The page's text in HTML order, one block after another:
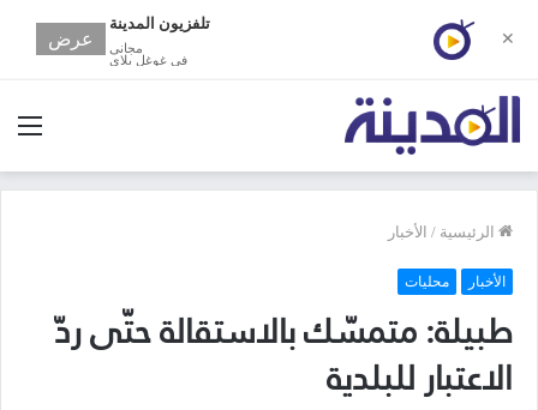
الرئيسية / الأخبار
الأخبار محليات
طبيلة: متمسّك بالاستقالة حتّى ردّ
الاعتبار للبلدية
✕
تلفزيون المدينة
مجانى
في غوغل بلاي
عرض